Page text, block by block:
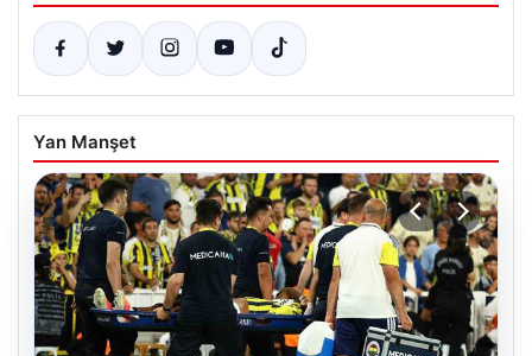
Yan Manşet